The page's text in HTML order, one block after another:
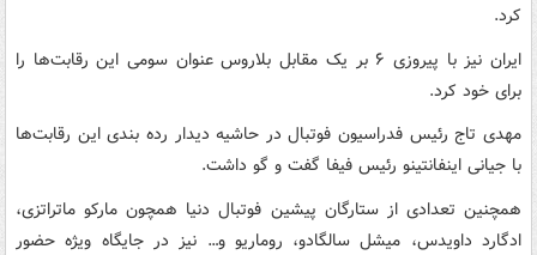
کرد.
ایران نیز با پیروزی ۶ بر یک مقابل بلاروس عنوان سومی این رقابت‌ها را
برای خود کرد.
مهدی تاج رئیس فدراسیون فوتبال در حاشیه دیدار رده بندی این رقابت‌ها
با جیانی اینفانتینو رئیس فیفا گفت و گو داشت‌.
همچنین تعدادی از ستارگان پیشین فوتبال دنیا همچون مارکو ماتراتزی،
ادگارد داویدس، میشل سالگادو، روماریو و… نیز در جایگاه ویژه حضور